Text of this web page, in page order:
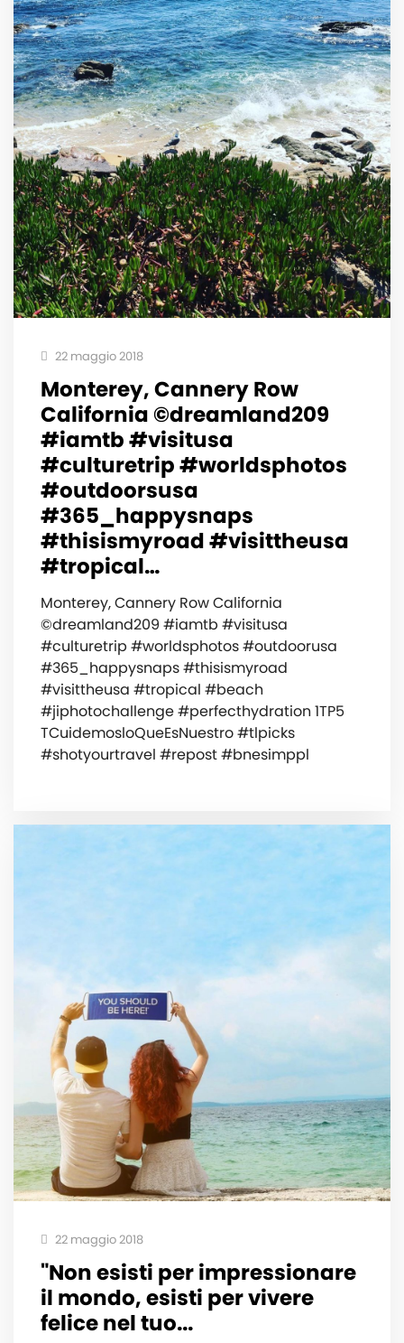
22 maggio 2018
Monterey, Cannery Row
California ©️dreamland209
#iamtb #visitusa
#culturetrip #worldsphotos
#outdoorsusa
#365_happysnaps
#thisismyroad #visittheusa
#tropical…
Monterey, Cannery Row California
©️dreamland209 #iamtb #visitusa
#culturetrip #worldsphotos #outdoorusa
#365_happysnaps #thisismyroad
#visittheusa #tropical #beach
#jiphotochallenge #perfecthydration 1TP5
TCuidemosloQueEsNuestro #tlpicks
#shotyourtravel #repost #bnesimppl
22 maggio 2018
"Non esisti per impressionare
il mondo, esisti per vivere
felice nel tuo...